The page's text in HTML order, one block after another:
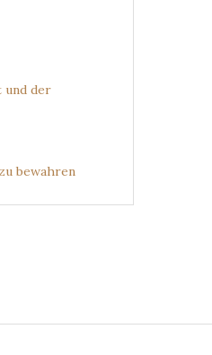
und der
bewahren